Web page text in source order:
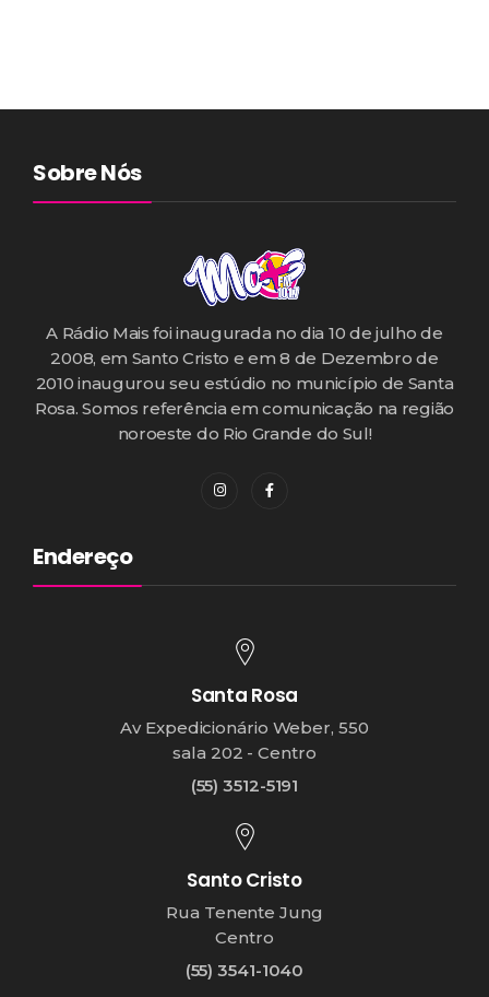
Sobre Nós
A Rádio Mais foi inaugurada no dia 10 de julho de
2008, em Santo Cristo e em 8 de Dezembro de
2010 inaugurou seu estúdio no município de Santa
Rosa. Somos referência em comunicação na região
noroeste do Rio Grande do Sul!
Endereço
Santa Rosa
Av Expedicionário Weber, 550
sala 202 - Centro
(55) 3512-5191
Santo Cristo
Rua Tenente Jung
Centro
(55) 3541-1040